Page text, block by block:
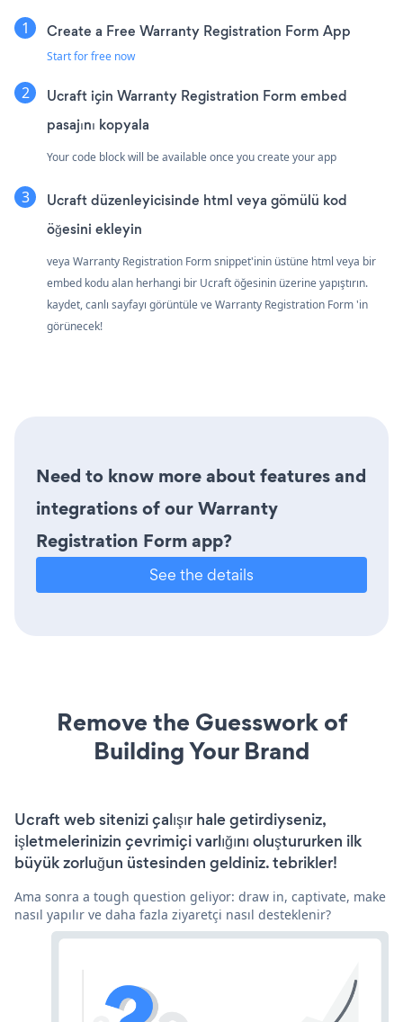
Create a Free Warranty Registration Form App
Start for free now
Ucraft için Warranty Registration Form embed
pasajını kopyala
Your code block will be available once you create your app
Ucraft düzenleyicisinde html veya gömülü kod
öğesini ekleyin
veya Warranty Registration Form snippet'inin üstüne html veya bir
embed kodu alan herhangi bir Ucraft öğesinin üzerine yapıştırın.
kaydet, canlı sayfayı görüntüle ve Warranty Registration Form 'in
görünecek!
Need to know more about features and
integrations of our Warranty
Registration Form app?
See the details
Remove the Guesswork of
Building Your Brand
Ucraft web sitenizi çalışır hale getirdiyseniz,
işletmelerinizin çevrimiçi varlığını oluştururken ilk
büyük zorluğun üstesinden geldiniz. tebrikler!
Ama sonra a tough question geliyor: draw in, captivate, make
nasıl yapılır ve daha fazla ziyaretçi nasıl desteklenir?